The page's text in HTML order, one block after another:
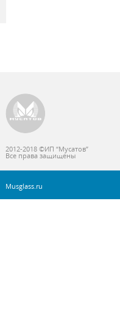
2012-2018 ©ИП “Мусатов”
Все права защищены
Musglass.ru